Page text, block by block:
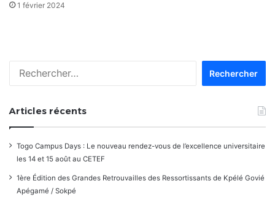
1 février 2024
Articles récents
Togo Campus Days : Le nouveau rendez-vous de l’excellence universitaire
les 14 et 15 août au CETEF
1ère Édition des Grandes Retrouvailles des Ressortissants de Kpélé Govié
Apégamé / Sokpé